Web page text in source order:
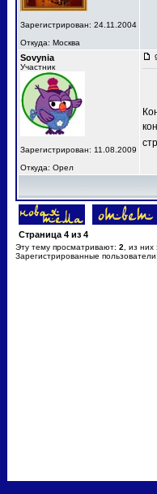
Зарегистрирован: 24.11.2004
Откуда: Москва
Sovynia
Участник
Зарегистрирован: 11.08.2009
Откуда: Орел
Страница 4 из 4
Эту тему просматривают: 2 , из
Зарегистрированные